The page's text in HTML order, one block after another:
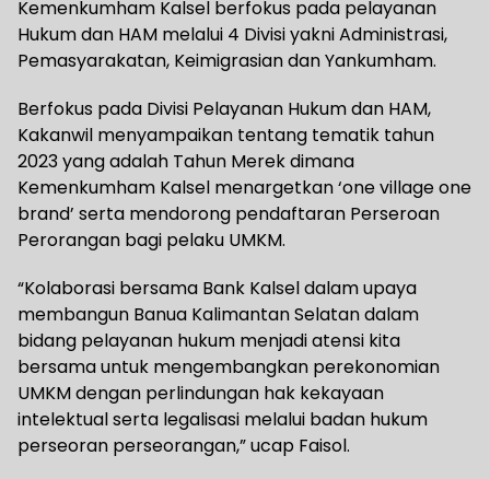
Kemenkumham Kalsel berfokus pada pelayanan
Hukum dan HAM melalui 4 Divisi yakni Administrasi,
Pemasyarakatan, Keimigrasian dan Yankumham.
Berfokus pada Divisi Pelayanan Hukum dan HAM,
Kakanwil menyampaikan tentang tematik tahun
2023 yang adalah Tahun Merek dimana
Kemenkumham Kalsel menargetkan ‘one village one
brand’ serta mendorong pendaftaran Perseroan
Perorangan bagi pelaku UMKM.
“Kolaborasi bersama Bank Kalsel dalam upaya
membangun Banua Kalimantan Selatan dalam
bidang pelayanan hukum menjadi atensi kita
bersama untuk mengembangkan perekonomian
UMKM dengan perlindungan hak kekayaan
intelektual serta legalisasi melalui badan hukum
perseoran perseorangan,” ucap Faisol.